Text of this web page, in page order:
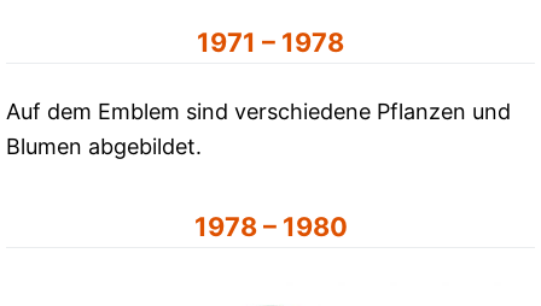
1971 – 1978
Auf dem Emblem sind verschiedene Pflanzen und
Blumen abgebildet.
1978 – 1980